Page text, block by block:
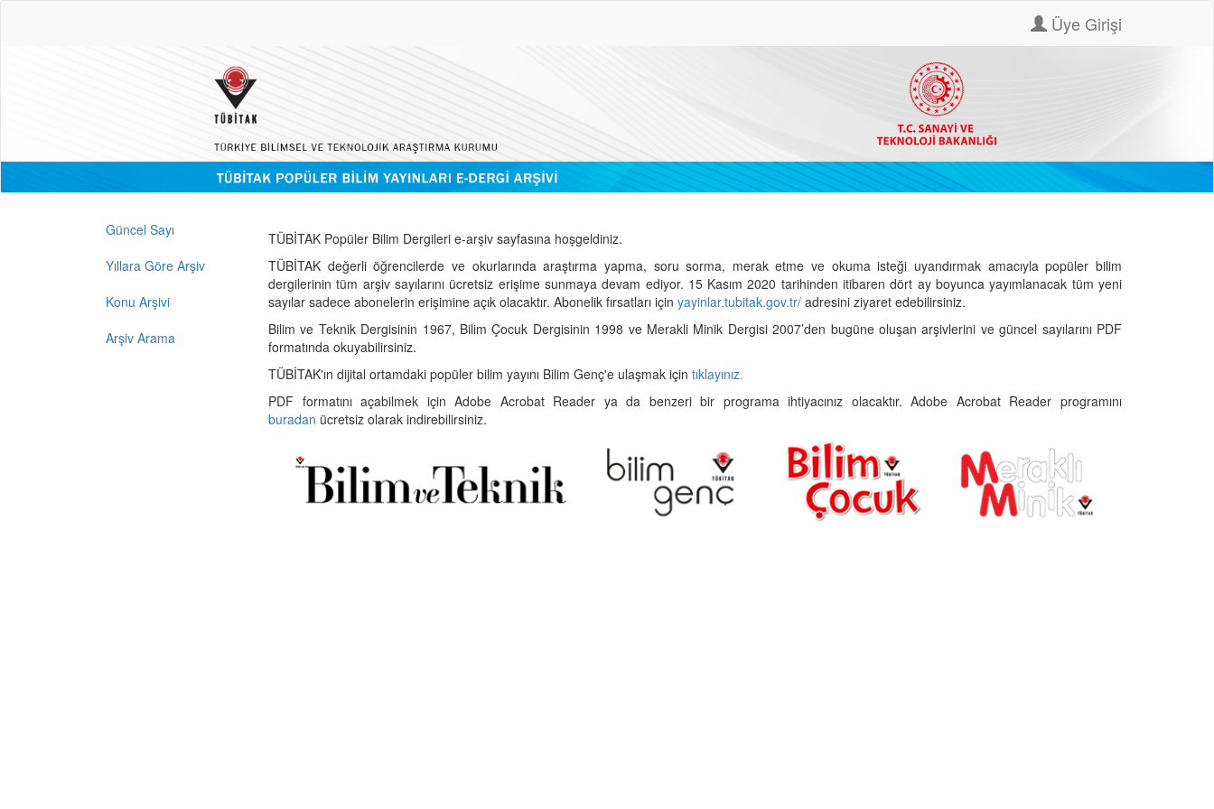
Üye Girişi
Güncel Sayı
Yıllara Göre Arşiv
Konu Arşivi
Arşiv Arama
TÜBİTAK Popüler Bilim Dergileri e-arşiv sayfasına hoşgeldiniz.
TÜBİTAK değerli öğrencilerde ve okurlarında araştırma yapma, soru sorma, merak etme ve okuma isteği uyandırmak amacıyla popüler bilim
dergilerinin tüm arşiv sayılarını ücretsiz erişime sunmaya devam ediyor. 15 Kasım 2020 tarihinden itibaren dört ay boyunca yayımlanacak tüm yeni
sayılar sadece abonelerin erişimine açık olacaktır. Abonelik fırsatları için yayinlar.tubitak.gov.tr/ adresini ziyaret edebilirsiniz.
Bilim ve Teknik Dergisinin 1967, Bilim Çocuk Dergisinin 1998 ve Merakli Minik Dergisi 2007’den bugüne oluşan arşivlerini ve güncel sayılarını PDF
formatında okuyabilirsiniz.
TÜBİTAK'ın dijital ortamdaki popüler bilim yayını Bilim Genç'e ulaşmak için tıklayınız.
PDF formatını açabilmek için Adobe Acrobat Reader ya da benzeri bir programa ihtiyacınız olacaktır. Adobe Acrobat Reader programını
buradan ücretsiz olarak indirebilirsiniz.